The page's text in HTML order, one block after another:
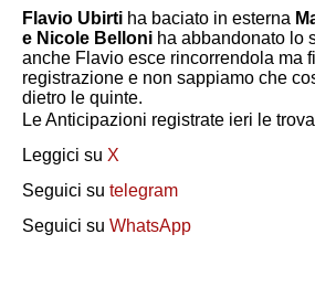
Flavio Ubirti ha baciato in esterna
e Nicole Belloni ha abbandonato lo
anche Flavio esce rincorrendola ma
registrazione e non sappiamo che
dietro le quinte.
Le Anticipazioni registrate ieri le
Leggici su X
Seguici su telegram
Seguici su WhatsApp